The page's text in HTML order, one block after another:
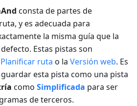
consta de partes de
y es adecuada para
la misma guía que la
Estas pistas son
Planificar ruta o la Versión web. Es
esta pista como una pista
como Simplificada para ser
de terceros.